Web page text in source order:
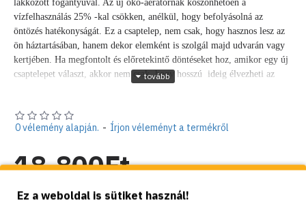
lakkozott fogantyúval. Az új öko-aerátornak köszönhetően a
vízfelhasználás 25% -kal csökken, anélkül, hogy befolyásolná az
öntözés hatékonyságát. Ez a csaptelep, nem csak, hogy hasznos lesz az
ön háztartásában, hanem dekor elemként is szolgál majd udvarán vagy
kertjében. Ha megfontolt és előretekintő döntéseket hoz, amikor egy új
csaptelepet választ, akkor nem csak, hogy hosszú ideig élvezheti az
kültéri vízellátó berendezésekben használható, ahol
vízellátási pontra van szükség az ivóvízhálózat egyetlen
menetes bekötéssel és 3/4" kifolyó csapvéggel rendelkezik.
poliészter festékkel bevont krómozott réz kerti csap, több színben.
A szellőztető (aerátor) és krómozott furattakaró rozetta tartozék.
0 vélemény alapján. - Írjon véleményt a termékről
18,800Ft
Nettó ár: 14,803Ft
Ez a weboldal is sütiket használ!